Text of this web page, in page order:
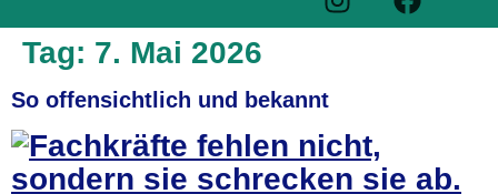
Tag: 7. Mai 2026
So offensichtlich und bekannt